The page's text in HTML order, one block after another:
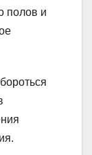
полов и